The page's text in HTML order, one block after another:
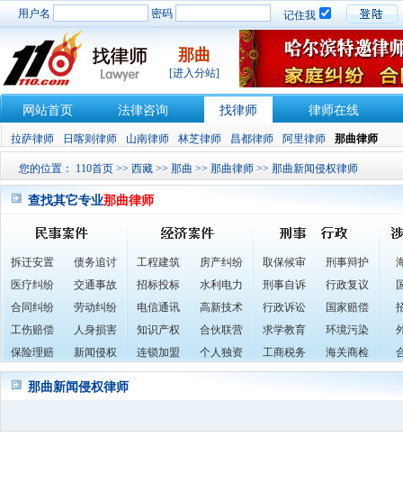
用户名 密码 记住我
那曲
[进入分站]
网站首页 法律咨询 找律师 律师在线
拉萨律师 日喀则律师 山南律师 林芝律师 昌都律师 阿里律师 那曲律师
您的位置： 110首页 >> 西藏 >> 那曲 >> 那曲律师 >> 那曲新闻侵权律师
查找其它专业那曲律师
拆迁安置
债务追讨
医疗纠纷
交通事故
合同纠纷
劳动纠纷
工伤赔偿
人身损害
保险理赔
新闻侵权
工程建筑
房产纠纷
招标投标
水利电力
电信通讯
高新技术
知识产权
合伙联营
连锁加盟
个人独资
取保候审
刑事辩护
刑事自诉
行政复议
行政诉讼
国家赔偿
求学教育
环境污染
工商税务
海关商检
那曲新闻侵权律师